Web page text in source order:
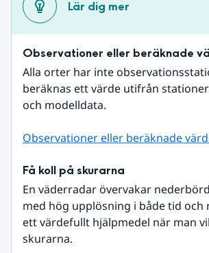
Lär dig mer
Observationer eller beräknade
Alla orter har inte
beräknas ett värde utifrån
och modelldata.
Observationer eller beräknade
Få koll på skurarna
En väderradar övervakar
med hög upplösning i både tid och
ett värdefullt hjälpmedel när man
skurarna.